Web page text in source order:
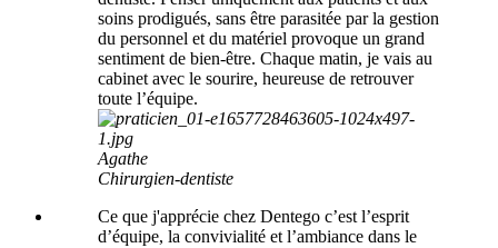
soins prodigués, sans être parasitée par la gestion
du personnel et du matériel provoque un grand
sentiment de bien-être. Chaque matin, je vais au
cabinet avec le sourire, heureuse de retrouver
toute l’équipe.
Agathe
Chirurgien-dentiste
Ce que j'apprécie chez Dentego c’est l’esprit
d’équipe, la convivialité et l’ambiance dans le